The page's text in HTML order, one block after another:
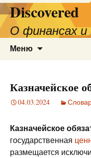
Discovered
О финансах
Меню
Казначейское
04.03.2024
Казначейское
государственная
размещается